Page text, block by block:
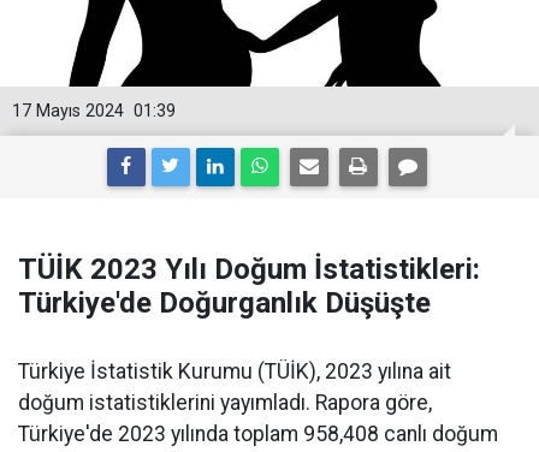
01:39
17 Mayıs 2024
TÜİK 2023 Yılı Doğum İstatistikleri:
Türkiye'de Doğurganlık Düşüşte
Türkiye İstatistik Kurumu (TÜİK), 2023 yılına ait
doğum istatistiklerini yayımladı. Rapora göre,
Türkiye'de 2023 yılında toplam 958,408 canlı doğum